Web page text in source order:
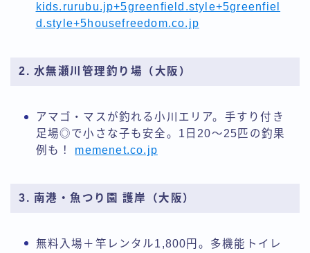
kids.rurubu.jp+5greenfield.style+5greenfiel
d.style+5housefreedom.co.jp
2. 水無瀬川管理釣り場（大阪）
アマゴ・マスが釣れる小川エリア。手すり付き
足場◎で小さな子も安全。1日20〜25匹の釣果
例も！ memenet.co.jp
3. 南港・魚つり園 護岸（大阪）
無料入場＋竿レンタル1,800円。多機能トイレ